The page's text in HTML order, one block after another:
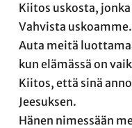
Kiitos uskosta,
Vahvista uskoamme.
Auta meitä
kun elämässä on
Kiitos, että sinä
Jeesuksen.
Hänen nimessään